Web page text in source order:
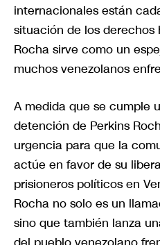
internacionales están
situación de los derechos
Rocha sirve como un
muchos venezolanos
A medida que se cumple
detención de Perkins
urgencia para que la
actúe en favor de su
prisioneros políticos en
Rocha no solo es un
sino que también lanza